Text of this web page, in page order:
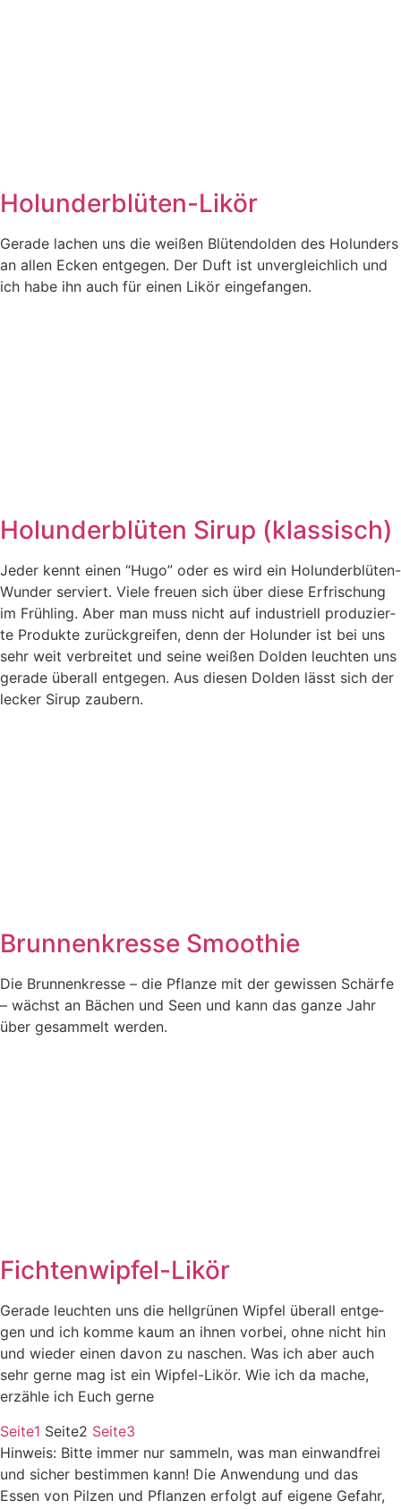
Holunderblüten-Likör
Gera­de lachen uns die wei­ßen Blü­ten­dol­den des Holun­ders
an allen Ecken ent­ge­gen. Der Duft ist unver­gleich­lich und
ich habe ihn auch für einen Likör eingefangen.
Holunderblüten Sirup (klassisch)
Jeder kennt einen “Hugo” oder es wird ein Holun­der­blü­ten-
Wun­der ser­viert. Vie­le freu­en sich über die­se Erfri­schung
im Früh­ling. Aber man muss nicht auf indus­tri­ell pro­du­zier­
te Pro­duk­te zurück­grei­fen, denn der Holun­der ist bei uns
sehr weit ver­brei­tet und sei­ne wei­ßen Dol­den leuch­ten uns
gera­de über­all ent­ge­gen. Aus die­sen Dol­den lässt sich der
lecker Sirup zaubern.
Brunnenkresse Smoothie
Die Brun­nen­kres­se – die Pflan­ze mit der gewis­sen Schär­fe
– wächst an Bächen und Seen und kann das gan­ze Jahr
über gesam­melt werden.
Fichtenwipfel-Likör
Gera­de leuch­ten uns die hell­grü­nen Wip­fel über­all ent­ge­
gen und ich kom­me kaum an ihnen vor­bei, ohne nicht hin
und wie­der einen davon zu naschen. Was ich aber auch
sehr ger­ne mag ist ein Wip­fel-Likör. Wie ich da mache,
erzäh­le ich Euch gerne
Seite1 Seite2 Seite3
Hinweis: Bitte immer nur sammeln, was man einwandfrei
und sicher bestimmen kann! Die Anwendung und das
Essen von Pilzen und Pflanzen erfolgt auf eigene Gefahr,